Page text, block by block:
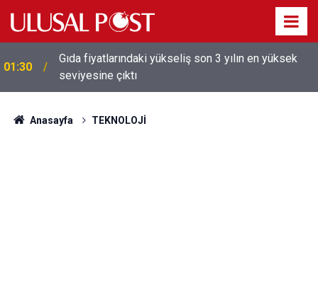
01:30
Gıda fiyatlarındaki yükseliş son 3 yılın en yüksek
seviyesine çıktı
01:26
Galatasaray'dan sekiz kişi hakkında savcılığa suç
duyurusu
Anasayfa TEKNOLOJİ